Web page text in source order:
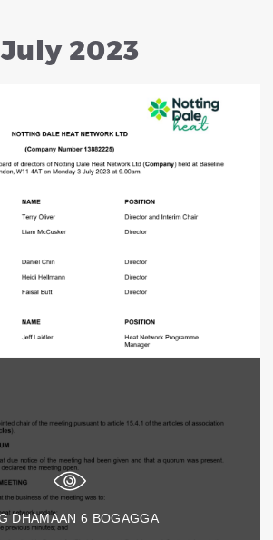
July 2023
DHAMAAN 6 BOGAGGA